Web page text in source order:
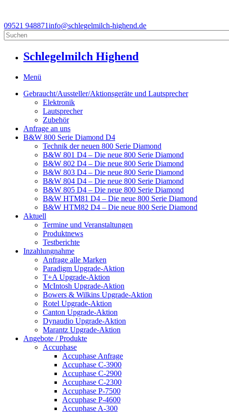
09521 948871info@schlegelmilch-highend.de
Schlegelmilch Highend
Menü
Gebraucht/Aussteller/Aktionsgeräte und Lautsprecher
Elektronik
Lautsprecher
Zubehör
Anfrage an uns
B&W 800 Serie Diamond D4
Technik der neuen 800 Serie Diamond
B&W 801 D4 – Die neue 800 Serie Diamond
B&W 802 D4 – Die neue 800 Serie Diamond
B&W 803 D4 – Die neue 800 Serie Diamond
B&W 804 D4 – Die neue 800 Serie Diamond
B&W 805 D4 – Die neue 800 Serie Diamond
B&W HTM81 D4 – Die neue 800 Serie Diamond
B&W HTM82 D4 – Die neue 800 Serie Diamond
Aktuell
Termine und Veranstaltungen
Produktnews
Testberichte
Inzahlungnahme
Anfrage alle Marken
Paradigm Upgrade-Aktion
T+A Upgrade-Aktion
McIntosh Upgrade-Aktion
Bowers & Wilkins Upgrade-Aktion
Rotel Upgrade-Aktion
Canton Upgrade-Aktion
Dynaudio Upgrade-Aktion
Marantz Upgrade-Aktion
Angebote / Produkte
Accuphase
Accuphase Anfrage
Accuphase C-3900
Accuphase C-2900
Accuphase C-2300
Accuphase P-7500
Accuphase P-4600
Accuphase A-300